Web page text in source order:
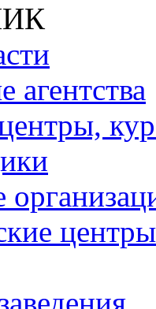
агентства
центры